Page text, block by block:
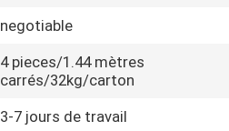
negotiable
4 pieces/1.44 mètres
carrés/32kg/carton
3-7 jours de travail